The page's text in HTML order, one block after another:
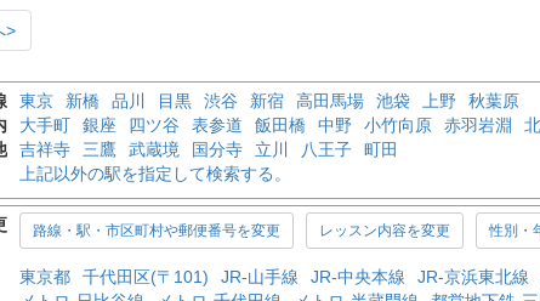
>
東京 新橋 品川 目黒 渋谷 新宿 高田馬場 池袋 上野
秋葉原
大手町 銀座 四ツ谷 表参道 飯田橋 中野 小竹向原 赤羽岩淵
吉祥寺 三鷹 武蔵境 国分寺 立川 八王子
町田
上記以外の駅を指定して検索する。
路線・駅・市区町村や郵便番号を変更 レッスン内容を変更 性別・
東京都 千代田区(〒101) JR-山手線 JR-中央本線 JR-京浜東北線